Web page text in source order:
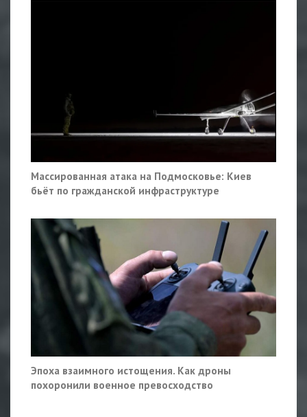
Массированная атака на Подмосковье: Киев
бьёт по гражданской инфраструктуре
Эпоха взаимного истощения. Как дроны
похоронили военное превосходство